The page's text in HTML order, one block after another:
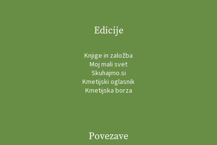
Edicije
Knjige in založba
Moj mali svet
Skuhajmo.si
Kmetijski oglasnik
Kmetijska borza
Povezave